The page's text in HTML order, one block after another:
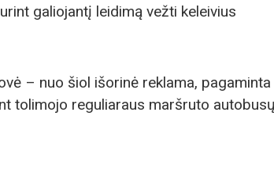
galiojantį leidimą vežti keleivius
– nuo šiol išorinė reklama, pagaminta
tolimojo reguliaraus maršruto autobusų